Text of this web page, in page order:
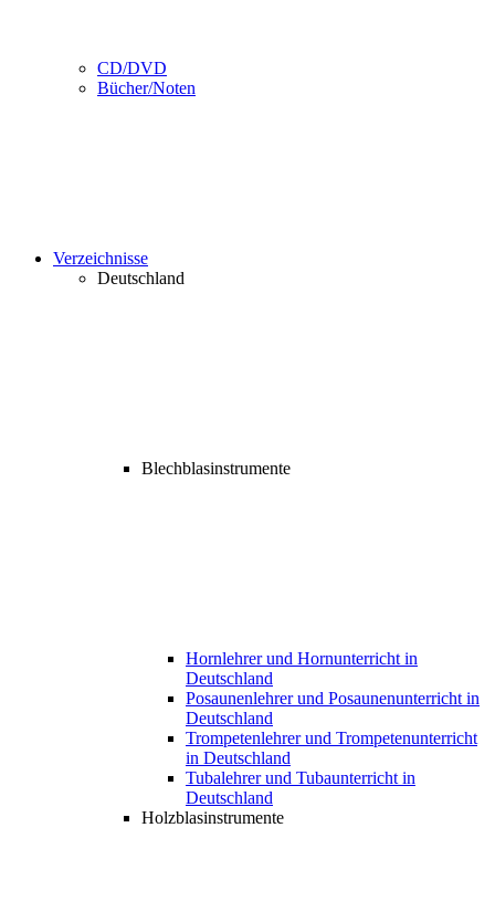
CD/DVD
Bücher/Noten
Verzeichnisse
Deutschland
Blechblasinstrumente
Hornlehrer und Hornunterricht in
Deutschland
Posaunenlehrer und Posaunenunterricht in
Deutschland
Trompetenlehrer und Trompetenunterricht
in Deutschland
Tubalehrer und Tubaunterricht in
Deutschland
Holzblasinstrumente